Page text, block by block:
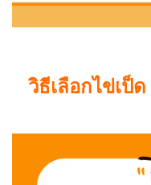
วิธีเลือกไข่เป็ด